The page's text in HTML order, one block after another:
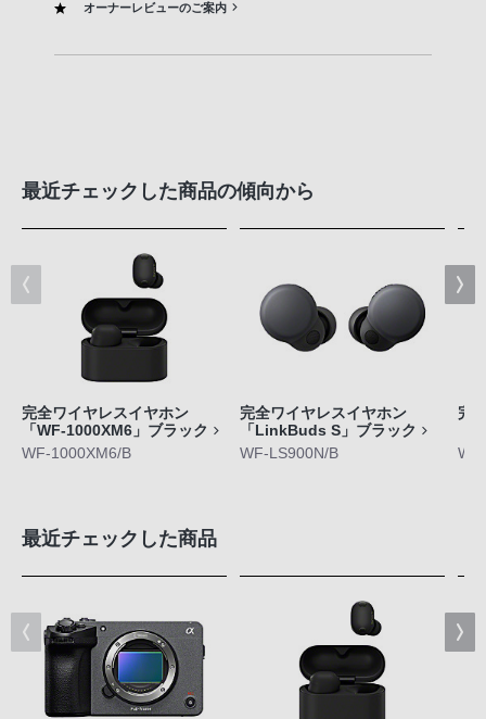
オーナーレビューのご案内
最近チェックした商品の傾向から
完全ワイヤレスイヤホン
「WF-1000XM6」ブラック
WF-1000XM6/B
完全ワイヤレスイヤホン
「LinkBuds S」ブラック
WF-LS900N/B
完
最近チェックした商品